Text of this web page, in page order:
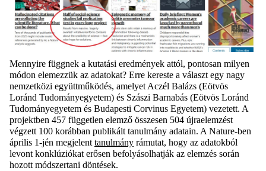
Mennyire függnek a kutatási eredmények attól, pontosan milyen
módon elemezzük az adatokat? Erre kereste a választ egy nagy
nemzetközi együttműködés, amelyet Aczél Balázs (Eötvös
Loránd Tudományegyetem) és Szászi Barnabás (Eötvös Loránd
Tudományegyetem és Budapesti Corvinus Egyetem) vezetett. A
projektben 457 független elemző összesen 504 újraelemzést
végzett 100 korábban publikált tanulmány adatain. A Nature-ben
április 1-jén megjelent tanulmány rámutat, hogy az adatokból
levont konklúziókat erősen befolyásolhatják az elemzés során
hozott módszertani döntések.